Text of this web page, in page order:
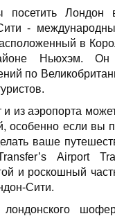
посетить Лондон
-
в
Ньюхэм. Он
по
и из аэропорта
особенно если вы
ваше
Airport
и роскошный
Сити.
лондонского